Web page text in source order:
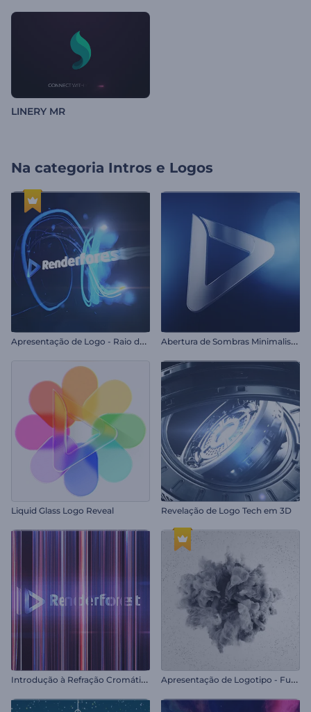
LINERY MR
Na categoria Intros e Logos
A
presentação de Logo - Raio de Luz Veloz A
bertura de Sombras Minimalistas
Liquid Glass Logo Reveal Revelação de Logo Tech em 3D
I
ntrodução à Refração Cromática A
presentação de Logotipo - Fumaça Giratória